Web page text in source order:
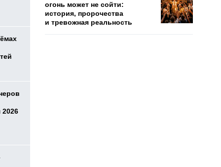
2026
огонь может не сойти:
история, пророчества
и тревожная реальность